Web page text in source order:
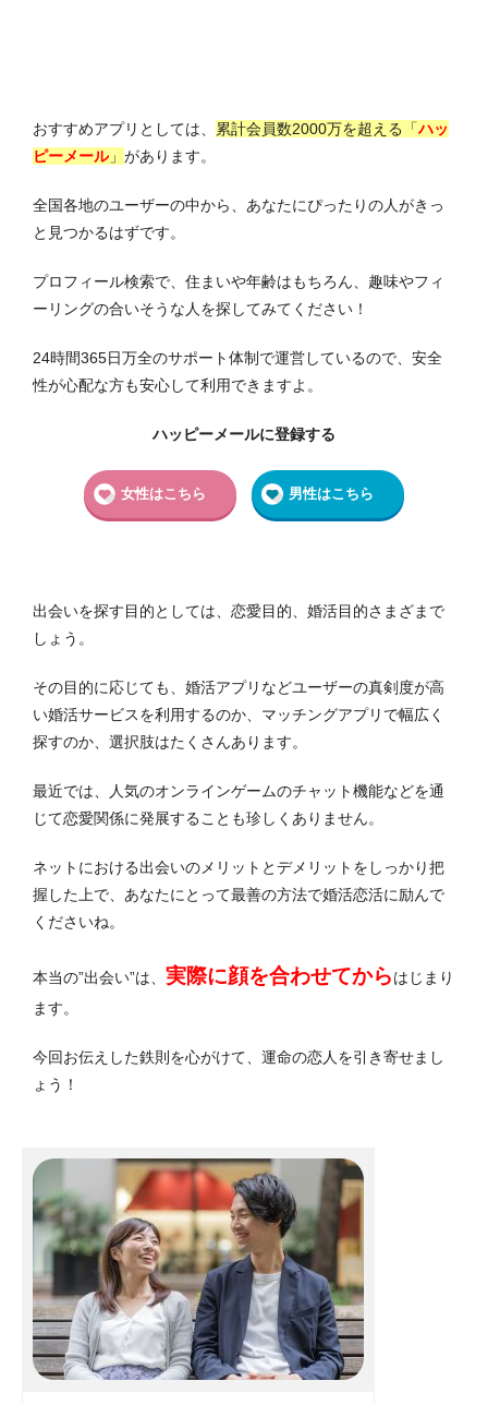
おすすめアプリとしては、 累計会員数2000万を超える 「ハッ
ピーメール 」 があります。
全国各地のユーザーの中から、あなたにぴったりの人がきっ
と見つかるはずです。
プロフィール検索で、住まいや年齢はもちろん、趣味やフィ
ーリングの合いそうな人を探してみてください！
24時間365日万全のサポート体制で運営しているので、安全
性が心配な方も安心して利用できますよ。
ハッピーメールに登録する
女性はこちら 男性はこちら
出会いを探す目的としては、恋愛目的、婚活目的さまざまで
しょう。
その目的に応じても、婚活アプリなどユーザーの真剣度が高
い婚活サービスを利用するのか、マッチングアプリで幅広く
探すのか、選択肢はたくさんあります。
最近では、人気のオンラインゲームのチャット機能などを通
じて恋愛関係に発展することも珍しくありません。
ネットにおける出会いのメリットとデメリットをしっかり把
握した上で、あなたにとって最善の方法で婚活恋活に励んで
くださいね。
本当の”出会い”は、 実際に顔を合わせてからはじまり
ます。
今回お伝えした鉄則 を心がけて、運命の恋人を引き寄せまし
ょう！